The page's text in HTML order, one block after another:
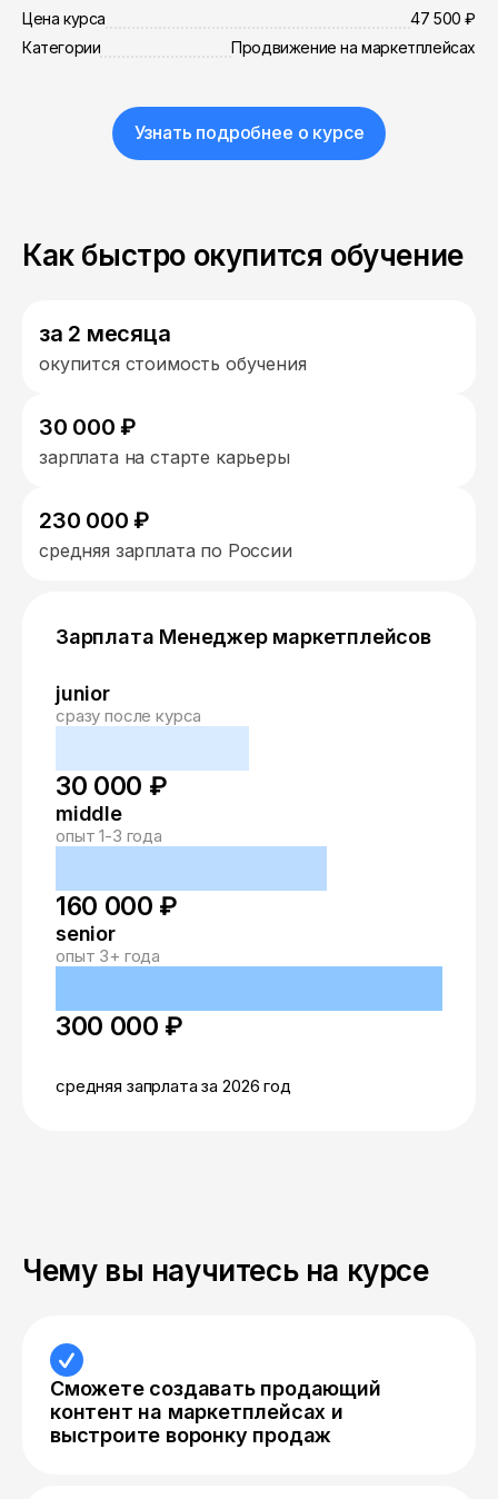
Цена курса
47 500 ₽
Категории
Продвижение на маркетплейсах
Узнать подробнее о курсе
Как быстро окупится обучение
за 2 месяца
окупится стоимость обучения
30 000 ₽
зарплата на старте карьеры
230 000 ₽
средняя зарплата по России
Зарплата Менеджер маркетплейсов
junior
сразу после курса
30 000 ₽
middle
опыт 1-3 года
160 000 ₽
senior
опыт 3+ года
300 000 ₽
средняя запрлата за 2026 год
Чему вы научитесь на курсе
Сможете создавать продающий
контент на маркетплейсах и
выстроите воронку продаж